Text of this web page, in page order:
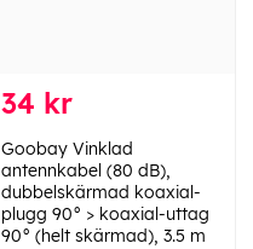
34 kr
Goobay Vinklad
antennkabel (80 dB),
dubbelskärmad koaxial-
plugg 90° > koaxial-uttag
90° (helt skärmad), 3.5 m